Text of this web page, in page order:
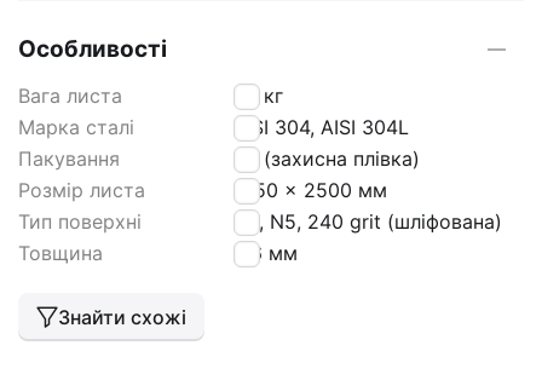
Особливості
Вага листа 15 кг
Марка сталі
AISI 304, AISI 304L
Пакування
РЕ (захисна плівка)
Розмір листа
1250 x 2500 мм
Тип поверхні
N4, N5, 240 grit (шліфована)
Товщина
0,6 мм
Знайти схожі